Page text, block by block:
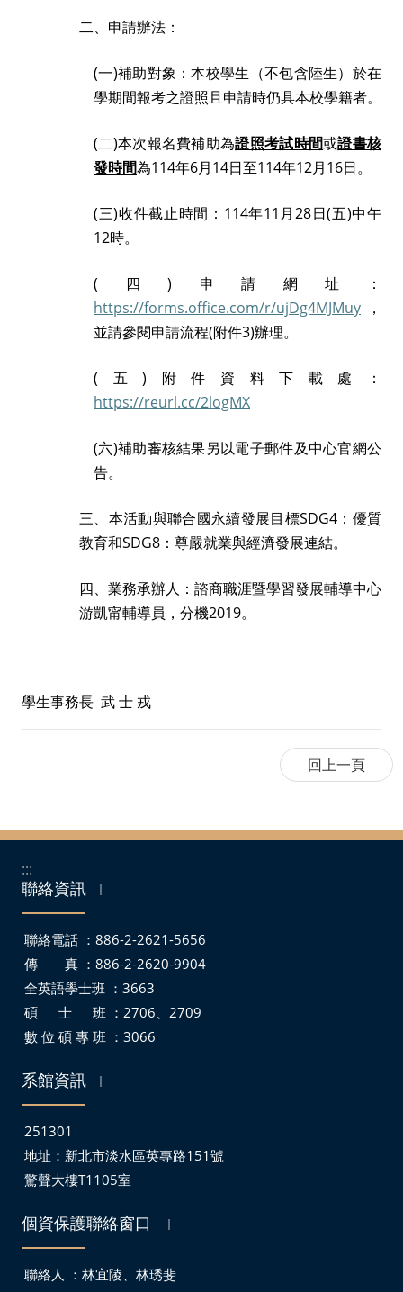
二、申請辦法：
(一)補助對象：本校學生（不包含陸生）於在
學期間報考之證照且申請時仍具本校學籍者。
(二)本次報名費補助為證照考試時間或證書核
發時間為114年6月14日至114年12月16日。
(三)收件截止時間： 114年11 月28日(五)中午
12時。
( 四) 申請網址：
https://forms.office.com/r/ujDg4MJMuy ，
並請參閱申請流程(附件3)辦理。
( 五) 附件資料下載處：
https://reurl.cc/2logMX
(六)補助審核結果另以電子郵件及中心官網公
告。
三、 本活動與聯合國永續發展目標SDG4 ：優質
教育和SDG8 ：尊嚴就業與經濟發展連結。
四、業務承辦人：諮商職涯暨學習發展輔導中心
游凱甯輔導員，分機2019。
學生事務長 武 士 戎
:::
聯絡資訊 ｜
聯絡電話 ：886-2-2621-5656
傳 真 ：886-2-2620-9904
全英語學士班 ：3663
碩 士 班 ：2706、2709
數 位 碩 專 班 ：3066
系館資訊 ｜
251301
地址： 新北市淡水區英專路151號
驚聲大樓T1105室
個資保護聯絡窗口 ｜
聯絡人 ：林宜陵、林琇斐